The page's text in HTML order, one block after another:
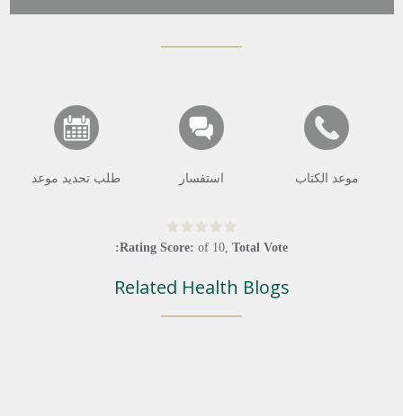
موعد الكتاب استفسار طلب تحديد موعد
Rating Score: of 10, Total Vote:
Related Health Blogs